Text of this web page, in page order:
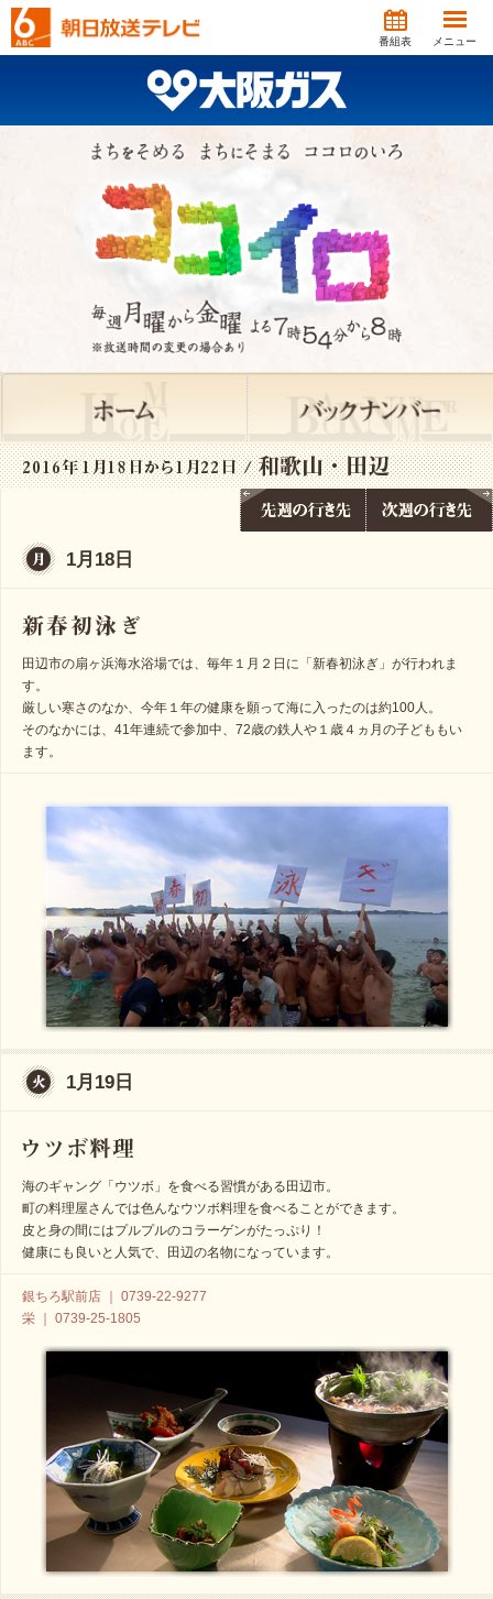
番組表 メニュー
1月18日
田辺市の扇ヶ浜海水浴場では、毎年１月２日に「新春初泳ぎ」が行われま
す。
厳しい寒さのなか、今年１年の健康を願って海に入ったのは約100人。
そのなかには、41年連続で参加中、72歳の鉄人や１歳４ヵ月の子どももい
ます。
1月19日
海のギャング「ウツボ」を食べる習慣がある田辺市。
町の料理屋さんでは色んなウツボ料理を食べることができます。
皮と身の間にはプルプルのコラーゲンがたっぷり！
健康にも良いと人気で、田辺の名物になっています。
銀ちろ駅前店 ｜ 0739-22-9277
栄 ｜ 0739-25-1805